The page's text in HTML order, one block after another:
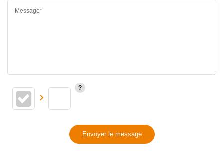
Message*
Envoyer le message